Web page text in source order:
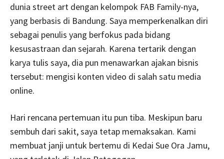
dunia street art dengan kelompok FAB Family-nya,
yang berbasis di Bandung. Saya memperkenalkan diri
sebagai penulis yang berfokus pada bidang
kesusastraan dan sejarah. Karena tertarik dengan
karya tulis saya, dia pun menawarkan ajakan bisnis
tersebut: mengisi konten video di salah satu media
online.
Hari rencana pertemuan itu pun tiba. Meskipun baru
sembuh dari sakit, saya tetap memaksakan. Kami
membuat janji untuk bertemu di Kedai Sue Ora Jamu,